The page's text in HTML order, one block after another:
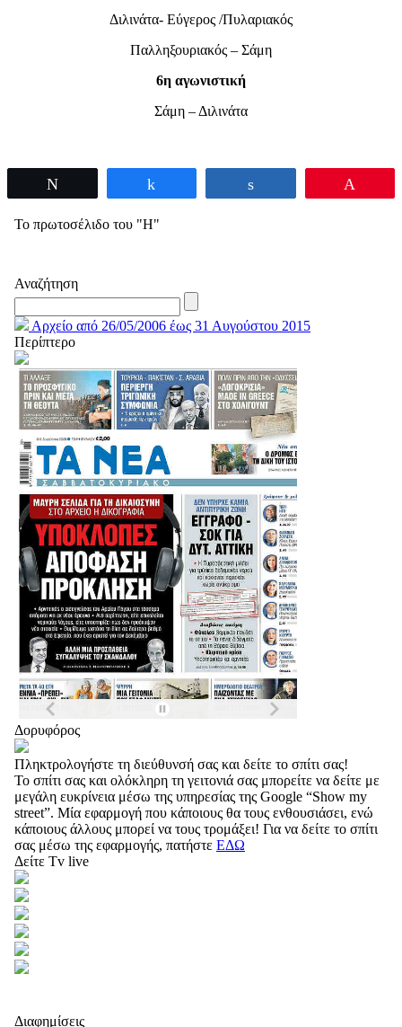
Διλινάτα- Εύγερος /Πυλαριακός
Παλληξουριακός – Σάμη
6η αγωνιστική
Σάμη – Διλινάτα
Το πρωτοσέλιδο του "Η"
Αναζήτηση
Αρχείο από 26/05/2006 έως 31 Αυγούστου 2015
Περίπτερο
Δορυφόρος
Πληκτρολογήστε τη διεύθυνσή σας και δείτε το σπίτι σας!
Το σπίτι σας και ολόκληρη τη γειτονιά σας μπορείτε να δείτε με
μεγάλη ευκρίνεια μέσω της υπηρεσίας της Google “Show my
street”. Μία εφαρμογή που κάποιους θα τους ενθουσιάσει, ενώ
κάποιους άλλους μπορεί να τους τρομάξει! Για να δείτε το σπίτι
σας μέσω της εφαρμογής, πατήστε ΕΔΩ
Δείτε Tv live
Διαφημίσεις